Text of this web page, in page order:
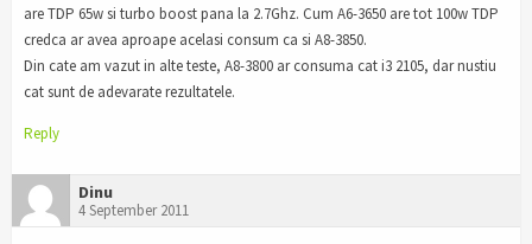
are TDP 65w si turbo boost pana la 2.7Ghz. Cum A6-3650 are tot 100w TDP
credca ar avea aproape acelasi consum ca si A8-3850.
Din cate am vazut in alte teste, A8-3800 ar consuma cat i3 2105, dar nustiu
cat sunt de adevarate rezultatele.
Reply
Dinu
4 September 2011